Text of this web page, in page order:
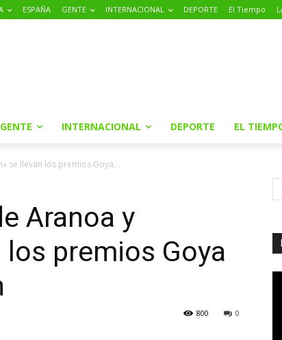
ESPAÑA GENTE INTERNACIONAL DEPORTE El Tiempo
GENTE INTERNACIONAL DEPORTE EL
se llevan los premios Goya...
Aranoa y
los premios Goya
0
800